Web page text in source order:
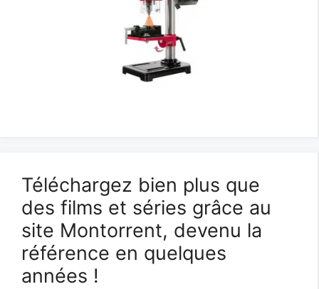
Téléchargez bien plus que
des films et séries grâce au
site Montorrent, devenu la
référence en quelques
années !